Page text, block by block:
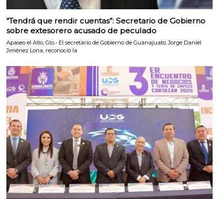
“Tendrá que rendir cuentas”: Secretario de Gobierno
sobre extesorero acusado de peculado
Apaseo el Alto, Gto.- El secretario de Gobierno de Guanajuato, Jorge Daniel
Jiménez Lona, reconoció la